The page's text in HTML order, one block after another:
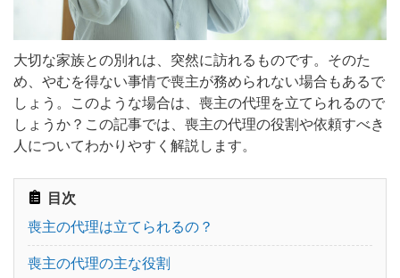
多くの方々をお招きする
一般葬 599,000 円 （税抜）
葬儀の知識
お知らせ・プレリリース
相続
大切な家族との別れは、突然に訪れるものです。そのた
め、やむを得ない事情で喪主が務められない場合もあるで
しょう。このような場合は、喪主の代理を立てられるので
しょうか？この記事では、喪主の代理の役割や依頼すべき
人についてわかりやすく解説します。
目次
喪主の代理は立てられるの？
喪主の代理の主な役割